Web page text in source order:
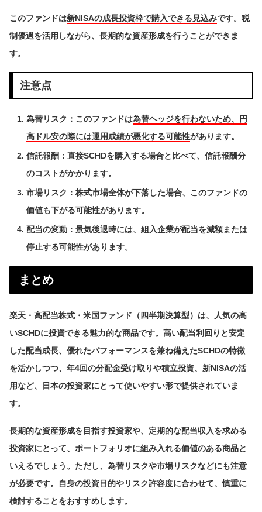
このファンドは新NISAの成長投資枠で購入できる見込みです。税
制優遇を活用しながら、長期的な資産形成を行うことができま
す。
注意点
為替リスク：このファンドは為替ヘッジを行わないため、円
高ドル安の際には運用成績が悪化する可能性があります。
信託報酬：直接SCHDを購入する場合と比べて、信託報酬分
のコストがかかります。
市場リスク：株式市場全体が下落した場合、このファンドの
価値も下がる可能性があります。
配当の変動：景気後退時には、組入企業が配当を減額または
停止する可能性があります。
まとめ
楽天・高配当株式・米国ファンド（四半期決算型）は、人気の高
いSCHDに投資できる魅力的な商品です。高い配当利回りと安定
した配当成長、優れたパフォーマンスを兼ね備えたSCHDの特徴
を活かしつつ、年4回の分配金受け取りや積立投資、新NISAの活
用など、日本の投資家にとって使いやすい形で提供されていま
す。
長期的な資産形成を目指す投資家や、定期的な配当収入を求める
投資家にとって、ポートフォリオに組み入れる価値のある商品と
いえるでしょう。ただし、為替リスクや市場リスクなどにも注意
が必要です。自身の投資目的やリスク許容度に合わせて、慎重に
検討することをおすすめします。